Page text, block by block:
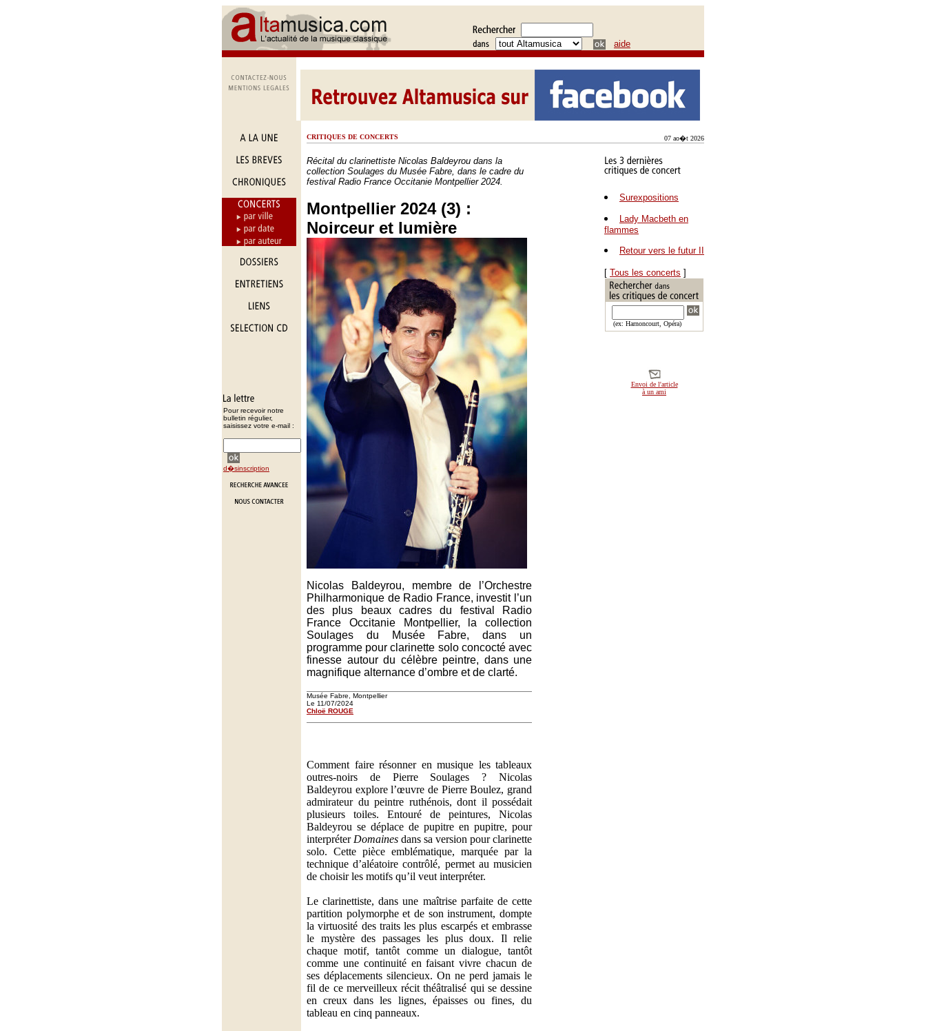
aide
Pour recevoir notre
bulletin régulier,
saisissez votre e-mail :
d�sinscription
CRITIQUES DE CONCERTS 07 ao�t 2026
Récital du clarinettiste Nicolas Baldeyrou dans la
collection Soulages du Musée Fabre, dans le cadre du
festival Radio France Occitanie Montpellier 2024.
Montpellier 2024 (3) :
Noirceur et lumière
Nicolas Baldeyrou, membre de l’Orchestre
Philharmonique de Radio France, investit l’un
des plus beaux cadres du festival Radio
France Occitanie Montpellier, la collection
Soulages du Musée Fabre, dans un
programme pour clarinette solo concocté avec
finesse autour du célèbre peintre, dans une
magnifique alternance d’ombre et de clarté.
Musée Fabre, Montpellier
Le 11/07/2024
Chloë ROUGE
Surexpositions
Lady Macbeth en
flammes
Retour vers le futur II
[ Tous les concerts ]
(ex: Harnoncourt, Opéra)
Envoi de l'article
à un ami
Comment faire résonner en musique les tableaux
outres-noirs de Pierre Soulages ? Nicolas
Baldeyrou explore l’œuvre de Pierre Boulez, grand
admirateur du peintre ruthénois, dont il possédait
plusieurs toiles. Entouré de peintures, Nicolas
Baldeyrou se déplace de pupitre en pupitre, pour
interpréter Domaines dans sa version pour clarinette
solo. Cette pièce emblématique, marquée par la
technique d’aléatoire contrôlé, permet au musicien
de choisir les motifs qu’il veut interpréter.
Le clarinettiste, dans une maîtrise parfaite de cette
partition polymorphe et de son instrument, dompte
la virtuosité des traits les plus escarpés et embrasse
le mystère des passages les plus doux. Il relie
chaque motif, tantôt comme un dialogue, tantôt
comme une continuité en faisant vivre chacun de
ses déplacements silencieux. On ne perd jamais le
fil de ce merveilleux récit théâtralisé qui se dessine
en creux dans les lignes, épaisses ou fines, du
tableau en cinq panneaux.